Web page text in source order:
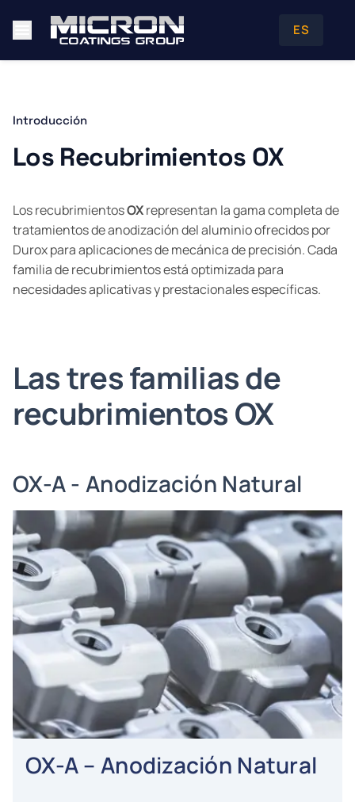
ES
Introducción
Los Recubrimientos OX
Los recubrimientosOXrepresentan la gama completa de
tratamientos de anodización del aluminio ofrecidos por
Durox para aplicaciones de mecánica de precisión. Cada
familia de recubrimientos está optimizada para
necesidades aplicativas y prestacionales específicas.
Las tres familias de
recubrimientos OX
OX-A - Anodización Natural
OX-A – Anodización Natural